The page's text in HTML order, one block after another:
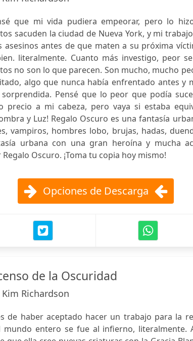
que mi vida pudiera empeorar, pero lo
sacuden la ciudad de Nueva York, y mi
asesinos antes de que maten a su próxima
literalmente. Cuanto más investigo, peor
no son lo que parecen. Son mucho, mucho
algo que nunca había enfrentado antes y
Pensé que lo peor que podía
precio a mi cabeza, pero vaya si estaba
y Luz! Regalo Oscuro es una fantasía
vampiros, hombres lobo, brujas, hadas,
urbana con una gran heroína y mucha
Oscuro. ¡Toma tu copia hoy mismo!
Opciones de Descarga
de la Oscuridad
Kim Richardson
de haber aceptado hacer un trabajo para la
mundo entero se fue al infierno, literalmente.